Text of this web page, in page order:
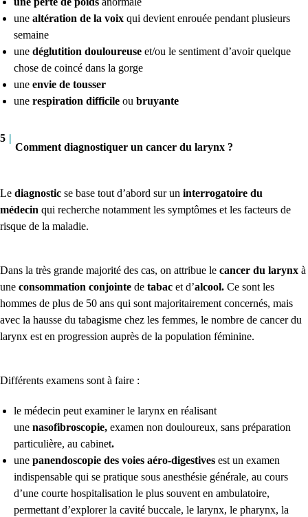
une altération de la voix qui devient enrouée pendant plusieurs
semaine
une déglutition douloureuse et/ou le sentiment d’avoir quelque
chose de coincé dans la gorge
une envie de tousser
une respiration difficile ou bruyante
5 |
Comment diagnostiquer un cancer du larynx ?
Le diagnostic se base tout d’abord sur un interrogatoire du
médecin qui recherche notamment les symptômes et les facteurs de
risque de la maladie.
Dans la très grande majorité des cas, on attribue le cancer du larynx à
une consommation conjointe de tabac et d’alcool. Ce sont les
hommes de plus de 50 ans qui sont majoritairement concernés, mais
avec la hausse du tabagisme chez les femmes, le nombre de cancer du
larynx est en progression auprès de la population féminine.
Différents examens sont à faire :
le médecin peut examiner le larynx en réalisant
une nasofibroscopie, examen non douloureux, sans préparation
particulière, au cabinet.
une panendoscopie des voies aéro-digestives est un examen
indispensable qui se pratique sous anesthésie générale, au cours
d’une courte hospitalisation le plus souvent en ambulatoire,
permettant d’explorer la cavité buccale, le larynx, le pharynx, la